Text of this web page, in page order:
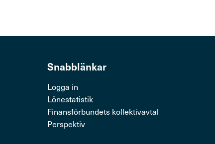
Snabb­länkar
Logga in
Lönestatistik
Finansförbundets kollektivavtal
Perspektiv